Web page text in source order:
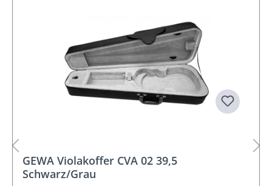
GEWA Violakoffer CVA 02 39,5
Schwarz/Grau